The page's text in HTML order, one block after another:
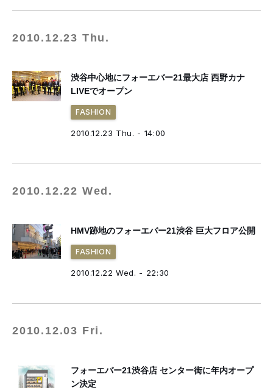
2010.12.23 Thu.
渋谷中心地にフォーエバー21最大店 西野カナ
LIVEでオープン
FASHION
2010.12.23 Thu. - 14:00
2010.12.22 Wed.
HMV跡地のフォーエバー21渋谷 巨大フロア公開
FASHION
2010.12.22 Wed. - 22:30
2010.12.03 Fri.
フォーエバー21渋谷店 センター街に年内オープ
ン決定